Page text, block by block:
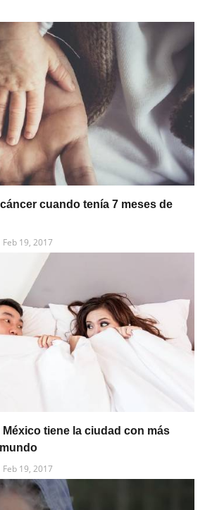
cuando tenía 7 meses de
Feb 19, 2017
tiene la ciudad con más
Feb 19, 2017